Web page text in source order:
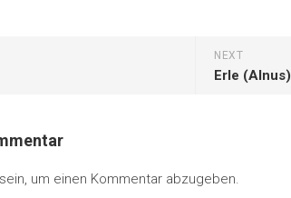
NEXT
Erle (Alnus)
sein, um einen Kommentar abzugeben.